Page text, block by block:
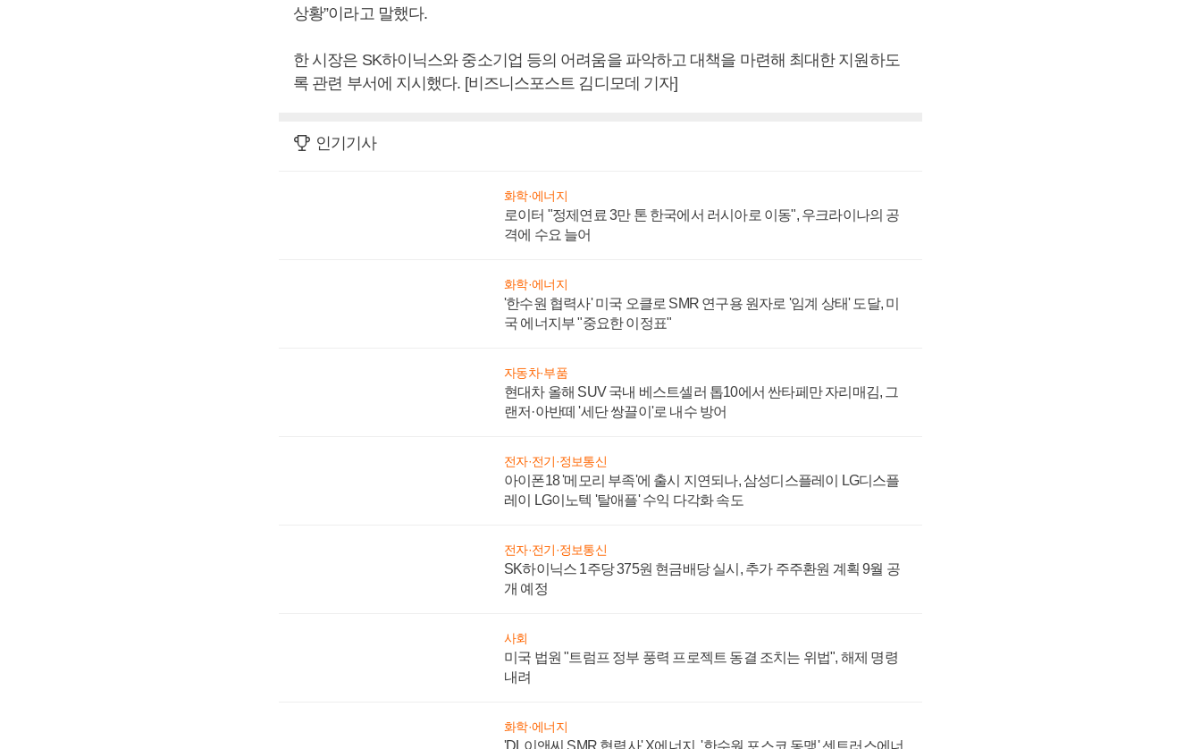
상황”이라고 말했다.
한 시장은 SK하이닉스와 중소기업 등의 어려움을 파악하고 대책을 마련해 최대한 지원하도
록 관련 부서에 지시했다. [비즈니스포스트 김디모데 기자]
인기기사
화학·에너지
로이터 "정제연료 3만 톤 한국에서 러시아로 이동", 우크라이나의 공
'한수원 협력사' 미국 오클로 SMR 연구용 원자로 '임계 상태' 도달, 미
국 에너지부 "중요한 이정표"
자동차·부품
현대차 올해 SUV 국내 베스트셀러 톱10에서 싼타페만 자리매김, 그
레이 LG이노텍 '탈애플' 수익 다각화 속도
전자·전기·정보통신